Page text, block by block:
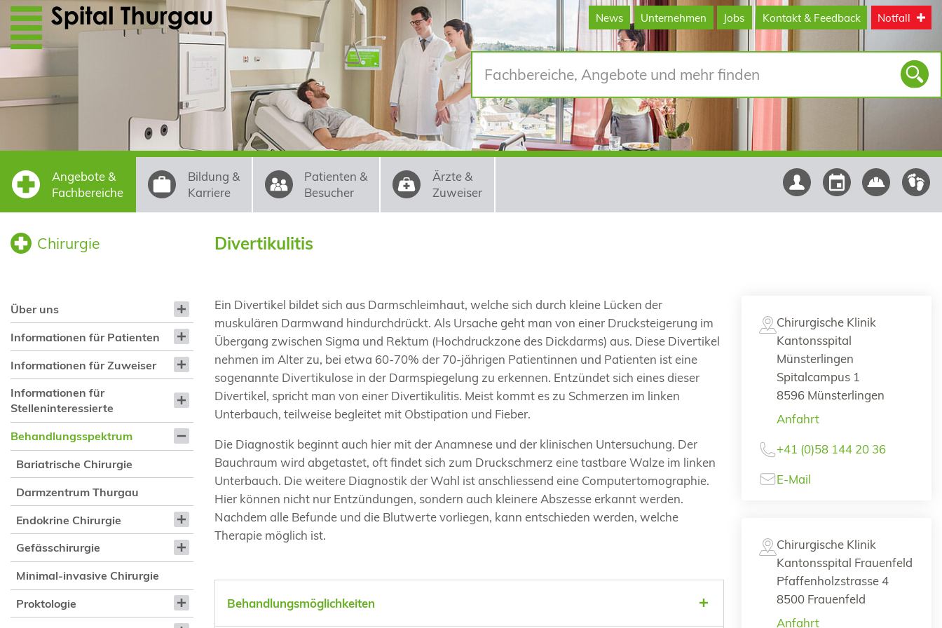
Direkt zum Inhalt
News Unternehmen Jobs Kontakt & Feedback Notfall
Angebote &
Fachbereiche
Bildung &
Karriere
Patienten &
Besucher
Ärzte &
Zuweiser
Chirurgie
Über uns
Informationen für Patienten
Informationen für Zuweiser
Informationen für
Stelleninteressierte
Behandlungsspektrum
Bariatrische Chirurgie
Darmzentrum Thurgau
Endokrine Chirurgie
Gefässchirurgie
Minimal-invasive Chirurgie
Proktologie
Divertikulitis
Ein Divertikel bildet sich aus Darmschleimhaut, welche sich durch kleine Lücken der
muskulären Darmwand hindurchdrückt. Als Ursache geht man von einer Drucksteigerung im
Übergang zwischen Sigma und Rektum (Hochdruckzone des Dickdarms) aus. Diese Divertikel
nehmen im Alter zu, bei etwa 60-70% der 70-jährigen Patientinnen und Patienten ist eine
sogenannte Divertikulose in der Darmspiegelung zu erkennen. Entzündet sich eines dieser
Divertikel, spricht man von einer Divertikulitis. Meist kommt es zu Schmerzen im linken
Unterbauch, teilweise begleitet mit Obstipation und Fieber.
Die Diagnostik beginnt auch hier mit der Anamnese und der klinischen Untersuchung. Der
Bauchraum wird abgetastet, oft findet sich zum Druckschmerz eine tastbare Walze im linken
Unterbauch. Die weitere Diagnostik der Wahl ist anschliessend eine Computertomographie.
Hier können nicht nur Entzündungen, sondern auch kleinere Abszesse erkannt werden.
Nachdem alle Befunde und die Blutwerte vorliegen, kann entschieden werden, welche
Therapie möglich ist.
Behandlungsmöglichkeiten
Chirurgische Klinik
Kantonsspital
Münsterlingen
Spitalcampus 1
8596 Münsterlingen
Anfahrt
+41 (0)58 144 20 36
E-Mail
Chirurgische Klinik
Kantonsspital Frauenfeld
Pfaffenholzstrasse 4
8500 Frauenfeld
Anfahrt